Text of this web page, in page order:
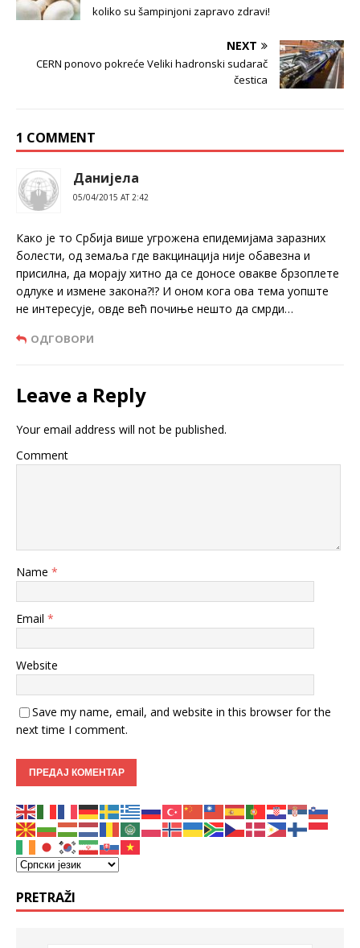
koliko su šampinjoni zapravo zdravi!
NEXT
CERN ponovo pokreće Veliki hadronski sudarač
čestica
1 COMMENT
Данијела
05/04/2015 AT 2:42
Како је то Србија више угрожена епидемијама заразних
болести, од земаља где вакцинација није обавезна и
присилна, да морају хитно да се доносе овакве брзоплете
одлуке и измене закона?!? И оном кога ова тема уопште
не интересује, овде већ почиње нешто да смрди…
ОДГОВОРИ
Leave a Reply
Your email address will not be published.
Comment
Name *
Email *
Website
Save my name, email, and website in this browser for the
next time I comment.
PRETRAŽI